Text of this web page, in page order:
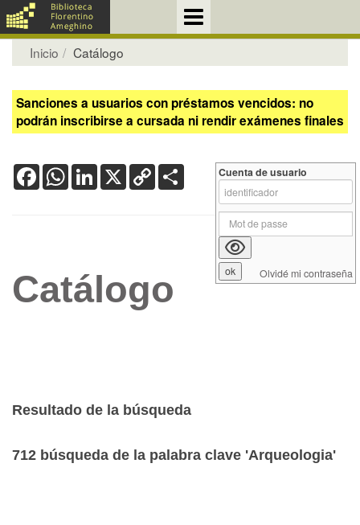
Inicio Catálogo
Sanciones a usuarios con préstamos vencidos: no
podrán inscribirse a cursada ni rendir exámenes finales
FacebookWhatsApp
LinkedIn
X Copy
Link
Catálogo
Resultado de la búsqueda
712 búsqueda de la palabra clave 'Arqueologia'
Cuenta de usuario
Olvidé mi contraseña